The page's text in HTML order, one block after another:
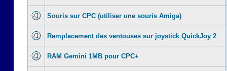
Souris sur CPC (utiliser une souris Amiga)
Remplacement des ventouses sur joystick QuickJoy 2
RAM Gemini 1MB pour CPC+